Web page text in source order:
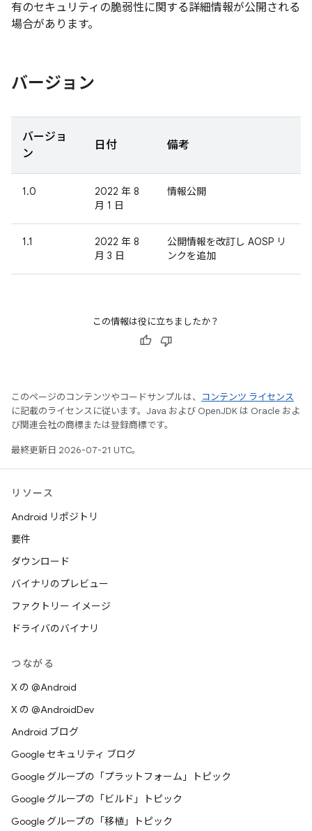
有のセキュリティの脆弱性に関する詳細情報が公開される
場合があります。
バージョン
バージョ
ン
日付 備考
1.0
2022 年 8
月 1 日
情報公開
1.1
2022 年 8
月 3 日
公開情報を改訂し AOSP リ
ンクを追加
この情報は役に立ちましたか？
このページのコンテンツやコードサンプルは、
コンテンツ ライセンス
に記載のライセンスに従います。Java および OpenJDK は Oracle およ
び関連会社の商標または登録商標です。
最終更新日 2026-07-21 UTC。
リソース
Android リポジトリ
要件
ダウンロード
バイナリのプレビュー
ファクトリー イメージ
ドライバのバイナリ
つながる
X の @Android
X の @AndroidDev
Android ブログ
Google セキュリティ ブログ
Google グループの「プラットフォーム」トピック
Google グループの「ビルド」トピック
Google グループの「移植」トピック